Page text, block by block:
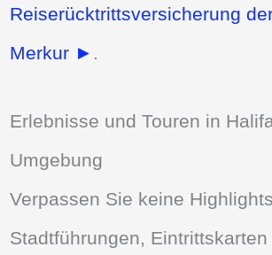
Reiserücktrittsversicherung
Merkur ► .
Erlebnisse und Touren in
Umgebung
Verpassen Sie keine
Stadtführungen, Eintrittskarten